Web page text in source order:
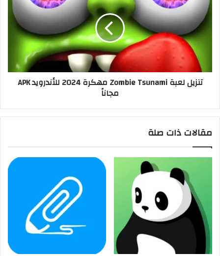
تنزيل لعبة Zombie Tsunami مهكرة 2024 للأندرويد APK
مجاناً
مقالات ذات صلة